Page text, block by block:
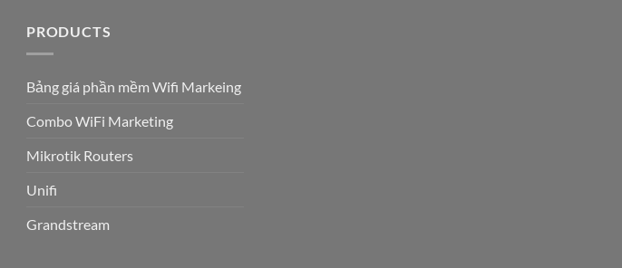
PRODUCTS
Bảng giá phần mềm Wifi Markeing
Combo WiFi Marketing
Mikrotik Routers
Unifi
Grandstream